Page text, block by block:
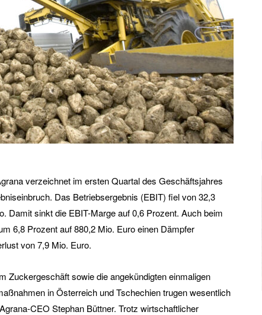
verzeichnet im ersten Quartal des Geschäftsjahres
Das Betriebsergebnis (EBIT) fiel von 32,3
Damit sinkt die EBIT-Marge auf 0,6 Prozent. Auch beim
6,8 Prozent auf 880,2 Mio. Euro einen Dämpfer
von 7,9 Mio. Euro.
Zuckergeschäft sowie die angekündigten einmaligen
in Österreich und Tschechien trugen wesentlich
CEO Stephan Büttner. Trotz wirtschaftlicher